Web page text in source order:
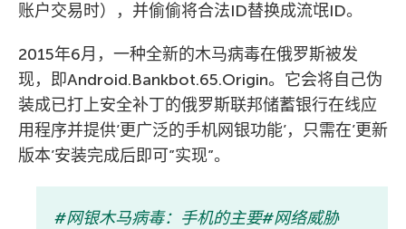
账户交易时），并偷偷将合法ID替换成流氓ID。
2015年6月，一种全新的木马病毒在俄罗斯被发
现，即Android.Bankbot.65.Origin。它会将自己伪
装成已打上安全补丁的俄罗斯联邦储蓄银行在线应
用程序并提供’更广泛的手机网银功能’，只需在’更新
版本’安装完成后即可”实现”。
#网银木马病毒：手机的主要#网络威胁